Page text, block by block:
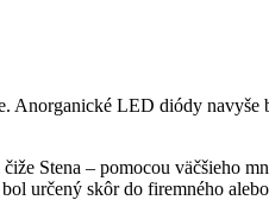
Anorganické LED diódy
Stena – pomocou väčšieho
určený skôr do firemného